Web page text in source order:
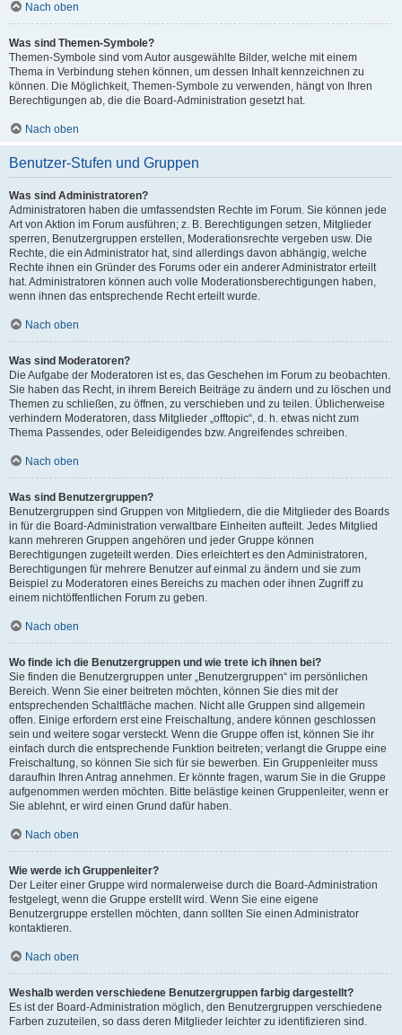
Nach oben
Was sind Themen-Symbole?
Themen-Symbole sind vom Autor ausgewählte Bilder, welche mit einem
Thema in Verbindung stehen können, um dessen Inhalt kennzeichnen zu
können. Die Möglichkeit, Themen-Symbole zu verwenden, hängt von Ihren
Berechtigungen ab, die die Board-Administration gesetzt hat.
Nach oben
Benutzer-Stufen und Gruppen
Was sind Administratoren?
Administratoren haben die umfassendsten Rechte im Forum. Sie können jede
Art von Aktion im Forum ausführen; z. B. Berechtigungen setzen, Mitglieder
sperren, Benutzergruppen erstellen, Moderationsrechte vergeben usw. Die
Rechte, die ein Administrator hat, sind allerdings davon abhängig, welche
Rechte ihnen ein Gründer des Forums oder ein anderer Administrator erteilt
hat. Administratoren können auch volle Moderationsberechtigungen haben,
wenn ihnen das entsprechende Recht erteilt wurde.
Nach oben
Was sind Moderatoren?
Die Aufgabe der Moderatoren ist es, das Geschehen im Forum zu beobachten.
Sie haben das Recht, in ihrem Bereich Beiträge zu ändern und zu löschen und
Themen zu schließen, zu öffnen, zu verschieben und zu teilen. Üblicherweise
verhindern Moderatoren, dass Mitglieder „offtopic“, d. h. etwas nicht zum
Thema Passendes, oder Beleidigendes bzw. Angreifendes schreiben.
Nach oben
Was sind Benutzergruppen?
Benutzergruppen sind Gruppen von Mitgliedern, die die Mitglieder des Boards
in für die Board-Administration verwaltbare Einheiten aufteilt. Jedes Mitglied
kann mehreren Gruppen angehören und jeder Gruppe können
Berechtigungen zugeteilt werden. Dies erleichtert es den Administratoren,
Berechtigungen für mehrere Benutzer auf einmal zu ändern und sie zum
Beispiel zu Moderatoren eines Bereichs zu machen oder ihnen Zugriff zu
einem nichtöffentlichen Forum zu geben.
Nach oben
Wo finde ich die Benutzergruppen und wie trete ich ihnen bei?
Sie finden die Benutzergruppen unter „Benutzergruppen“ im persönlichen
Bereich. Wenn Sie einer beitreten möchten, können Sie dies mit der
entsprechenden Schaltfläche machen. Nicht alle Gruppen sind allgemein
offen. Einige erfordern erst eine Freischaltung, andere können geschlossen
sein und weitere sogar versteckt. Wenn die Gruppe offen ist, können Sie ihr
einfach durch die entsprechende Funktion beitreten; verlangt die Gruppe eine
Freischaltung, so können Sie sich für sie bewerben. Ein Gruppenleiter muss
daraufhin Ihren Antrag annehmen. Er könnte fragen, warum Sie in die Gruppe
aufgenommen werden möchten. Bitte belästige keinen Gruppenleiter, wenn er
Sie ablehnt, er wird einen Grund dafür haben.
Nach oben
Wie werde ich Gruppenleiter?
Der Leiter einer Gruppe wird normalerweise durch die Board-Administration
festgelegt, wenn die Gruppe erstellt wird. Wenn Sie eine eigene
Benutzergruppe erstellen möchten, dann sollten Sie einen Administrator
kontaktieren.
Nach oben
Weshalb werden verschiedene Benutzergruppen farbig dargestellt?
Es ist der Board-Administration möglich, den Benutzergruppen verschiedene
Farben zuzuteilen, so dass deren Mitglieder leichter zu identifizieren sind.